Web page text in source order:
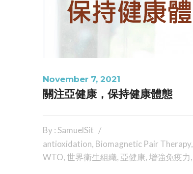
November 7, 2021
關注亞健康，保持健康體態
By : SamuelSit
antioxidation, Biomagnetic Pair Therapy,
WTO,世界衛生組織,亞健康,增強免疫力,